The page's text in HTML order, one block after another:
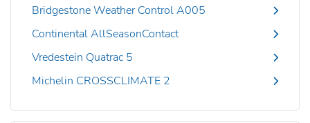
Bridgestone Weather Control A005
Continental AllSeasonContact
Vredestein Quatrac 5
Michelin CROSSCLIMATE 2